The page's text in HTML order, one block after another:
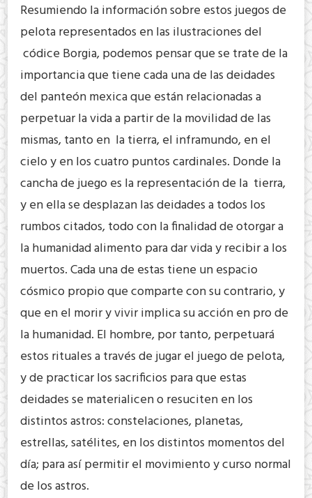
Resumiendo la información sobre estos juegos de
pelota representados en las ilustraciones del
códice Borgia, podemos pensar que se trate de la
importancia que tiene cada una de las deidades
del panteón mexica que están relacionadas a
perpetuar la vida a partir de la movilidad de las
mismas, tanto en la tierra, el inframundo, en el
cielo y en los cuatro puntos cardinales. Donde la
cancha de juego es la representación de la tierra,
y en ella se desplazan las deidades a todos los
rumbos citados, todo con la finalidad de otorgar a
la humanidad alimento para dar vida y recibir a los
muertos. Cada una de estas tiene un espacio
cósmico propio que comparte con su contrario, y
que en el morir y vivir implica su acción en pro de
la humanidad. El hombre, por tanto, perpetuará
estos rituales a través de jugar el juego de pelota,
y de practicar los sacrificios para que estas
deidades se materialicen o resuciten en los
distintos astros: constelaciones, planetas,
estrellas, satélites, en los distintos momentos del
día; para así permitir el movimiento y curso normal
de los astros.